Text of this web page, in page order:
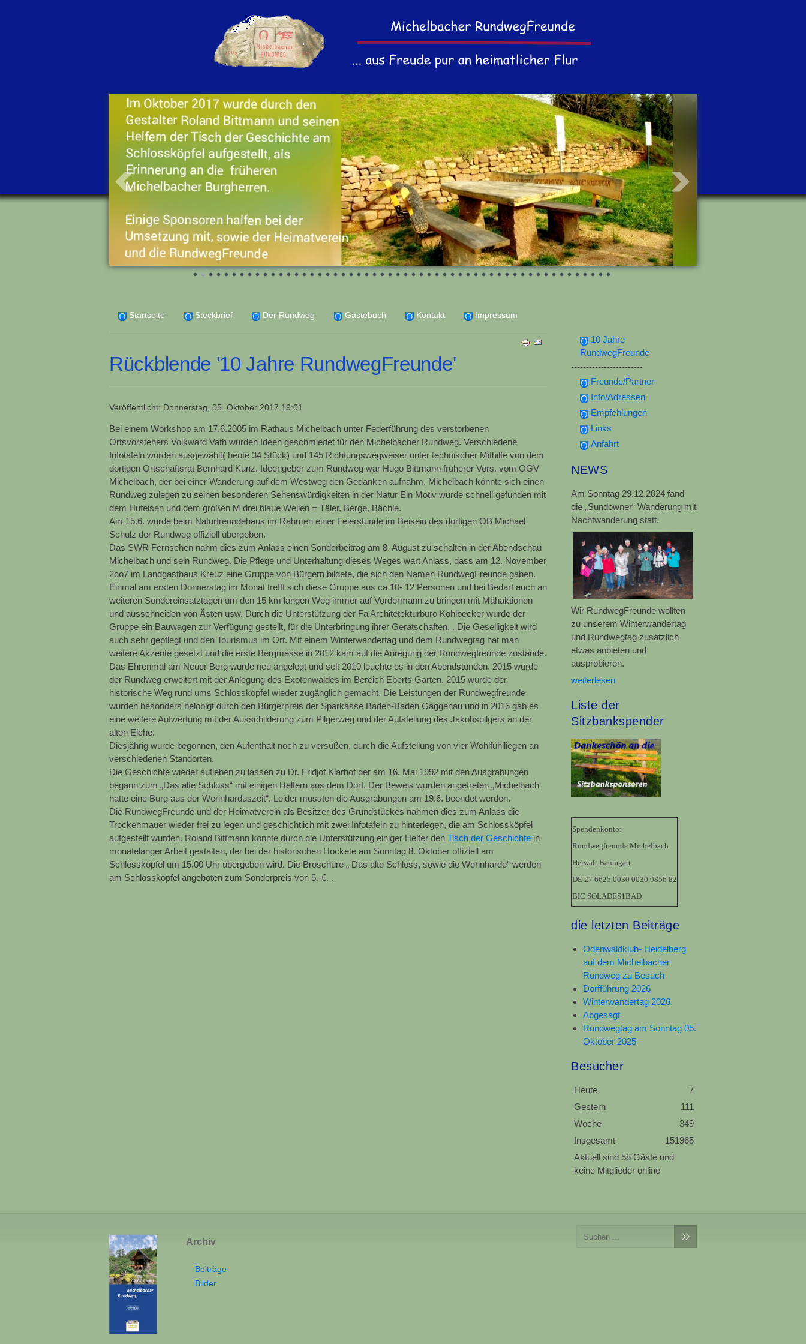
Startseite Steckbrief Der Rundweg Gästebuch Kontakt Impressum
10 Jahre
RundwegFreunde
------------------------
Freunde/Partner
Info/Adressen
Empfehlungen
Links
Anfahrt
NEWS
Am Sonntag 29.12.2024 fand
die „Sundowner“ Wanderung mit
Nachtwanderung statt.
Wir RundwegFreunde wollten
zu unserem Winterwandertag
und Rundwegtag zusätzlich
etwas anbieten und
ausprobieren.
weiterlesen
Liste der
Sitzbankspender
Spendenkonto:
Rundwegfreunde Michelbach
Herwalt Baumgart
DE 27 6625 0030 0030 0856 82
BIC SOLADES1BAD
die letzten Beiträge
Odenwaldklub- Heidelberg
auf dem Michelbacher
Rundweg zu Besuch
Dorfführung 2026
Winterwandertag 2026
Abgesagt
Rundwegtag am Sonntag 05.
Oktober 2025
Besucher
Heute
7
Gestern
111
Woche
349
Insgesamt
151965
Aktuell sind 58 Gäste und
keine Mitglieder online
Rückblende '10 Jahre RundwegFreunde'
Veröffentlicht: Donnerstag, 05. Oktober 2017 19:01
Bei einem Workshop am 17.6.2005 im Rathaus Michelbach unter Federführung des verstorbenen
Ortsvorstehers Volkward Vath wurden Ideen geschmiedet für den Michelbacher Rundweg. Verschiedene
Infotafeln wurden ausgewählt( heute 34 Stück) und 145 Richtungswegweiser unter technischer Mithilfe von dem
dortigen Ortschaftsrat Bernhard Kunz. Ideengeber zum Rundweg war Hugo Bittmann früherer Vors. vom OGV
Michelbach, der bei einer Wanderung auf dem Westweg den Gedanken aufnahm, Michelbach könnte sich einen
Rundweg zulegen zu seinen besonderen Sehenswürdigkeiten in der Natur Ein Motiv wurde schnell gefunden mit
dem Hufeisen und dem großen M drei blaue Wellen = Täler, Berge, Bächle.
Am 15.6. wurde beim Naturfreundehaus im Rahmen einer Feierstunde im Beisein des dortigen OB Michael
Schulz der Rundweg offiziell übergeben.
Das SWR Fernsehen nahm dies zum Anlass einen Sonderbeitrag am 8. August zu schalten in der Abendschau
Michelbach und sein Rundweg. Die Pflege und Unterhaltung dieses Weges wart Anlass, dass am 12. November
2oo7 im Landgasthaus Kreuz eine Gruppe von Bürgern bildete, die sich den Namen RundwegFreunde gaben.
Einmal am ersten Donnerstag im Monat trefft sich diese Gruppe aus ca 10- 12 Personen und bei Bedarf auch an
weiteren Sondereinsatztagen um den 15 km langen Weg immer auf Vordermann zu bringen mit Mähaktionen
und ausschneiden von Ästen usw. Durch die Unterstützung der Fa Architetekturbüro Kohlbecker wurde der
Gruppe ein Bauwagen zur Verfügung gestellt, für die Unterbringung ihrer Gerätschaften. . Die Geselligkeit wird
auch sehr gepflegt und den Tourismus im Ort. Mit einem Winterwandertag und dem Rundwegtag hat man
weitere Akzente gesetzt und die erste Bergmesse in 2012 kam auf die Anregung der Rundwegfreunde zustande.
Das Ehrenmal am Neuer Berg wurde neu angelegt und seit 2010 leuchte es in den Abendstunden. 2015 wurde
der Rundweg erweitert mit der Anlegung des Exotenwaldes im Bereich Eberts Garten. 2015 wurde der
historische Weg rund ums Schlossköpfel wieder zugänglich gemacht. Die Leistungen der Rundwegfreunde
wurden besonders belobigt durch den Bürgerpreis der Sparkasse Baden-Baden Gaggenau und in 2016 gab es
eine weitere Aufwertung mit der Ausschilderung zum Pilgerweg und der Aufstellung des Jakobspilgers an der
alten Eiche.
Diesjährig wurde begonnen, den Aufenthalt noch zu versüßen, durch die Aufstellung von vier Wohlfühlliegen an
verschiedenen Standorten.
Die Geschichte wieder aufleben zu lassen zu Dr. Fridjof Klarhof der am 16. Mai 1992 mit den Ausgrabungen
begann zum „Das alte Schloss“ mit einigen Helfern aus dem Dorf. Der Beweis wurden angetreten „Michelbach
hatte eine Burg aus der Werinharduszeit“. Leider mussten die Ausgrabungen am 19.6. beendet werden.
Die RundwegFreunde und der Heimatverein als Besitzer des Grundstückes nahmen dies zum Anlass die
Trockenmauer wieder frei zu legen und geschichtlich mit zwei Infotafeln zu hinterlegen, die am Schlossköpfel
aufgestellt wurden. Roland Bittmann konnte durch die Unterstützung einiger Helfer den Tisch der Geschichte in
monatelanger Arbeit gestalten, der bei der historischen Hockete am Sonntag 8. Oktober offiziell am
Schlossköpfel um 15.00 Uhr übergeben wird. Die Broschüre „ Das alte Schloss, sowie die Werinharde“ werden
am Schlossköpfel angeboten zum Sonderpreis von 5.-€. .
Archiv
Beiträge
Bilder